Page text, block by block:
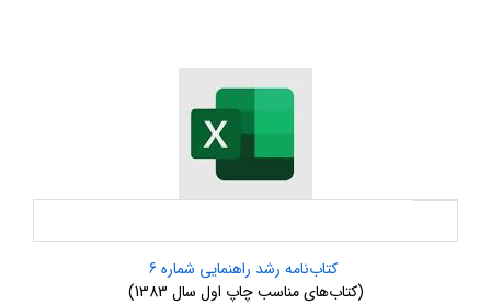
کتاب‌نامه رشد راهنمایی شماره 6
(کتاب‌های مناسب چاپ اول سال 1383)